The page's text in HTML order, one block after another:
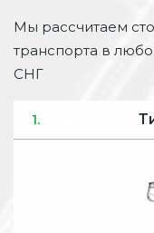
Мы рассчитаем
транспорта в
СНГ
1.